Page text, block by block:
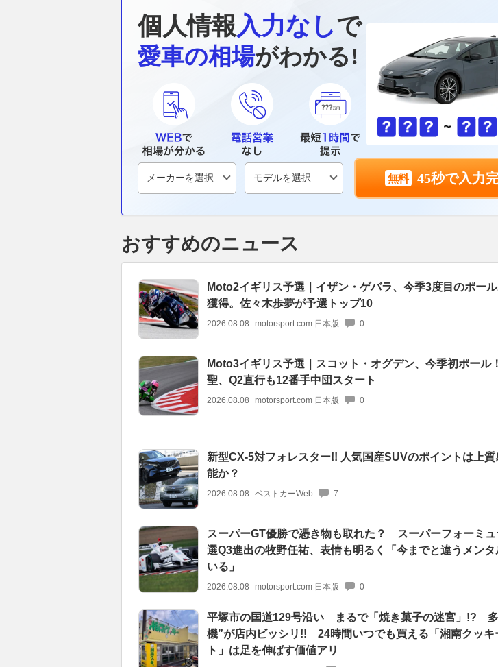
個人情報入力なしで
愛車の相場がわかる!
45秒で入力
おすすめのニュース
Moto2イギリス予選｜イザン・ゲバラ、今季3度目のポー
獲得。佐々木歩夢が予選トップ10
2026.08.08 motorsport.com 日本版 0
Moto3イギリス予選｜スコット・オグデン、今季初ポー
聖、Q2直行も12番手中団スタート
2026.08.08 motorsport.com 日本版 0
新型CX-5対フォレスター!! 人気国産SUVのポイントは上質
能か？
2026.08.08 ベストカーWeb 7
スーパーGT優勝で憑き物も取れた？ スーパーフォーミュ
選Q3進出の牧野任祐、表情も明るく「今までと違うメンタ
いる」
2026.08.08 motorsport.com 日本版 0
平塚市の国道129号沿い まるで「焼き菓子の迷宮」!? 多
機”が店内ビッシリ!! 24時間いつでも買える「湘南クッキ
ト」は足を伸ばす価値アリ